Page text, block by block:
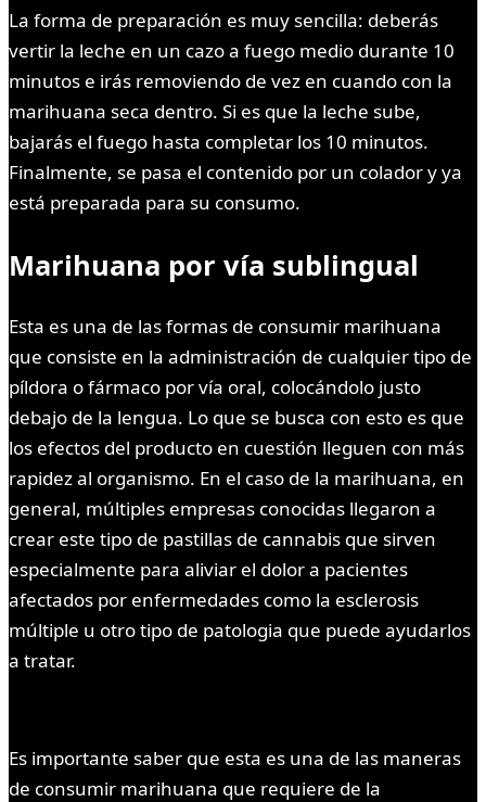
La forma de preparación es muy sencilla: deberás
vertir la leche en un cazo a fuego medio durante 10
minutos e irás removiendo de vez en cuando con la
marihuana seca dentro. Si es que la leche sube,
bajarás el fuego hasta completar los 10 minutos.
Finalmente, se pasa el contenido por un colador y ya
está preparada para su consumo.
Marihuana por vía sublingual
Esta es una de las formas de consumir marihuana
que consiste en la administración de cualquier tipo de
píldora o fármaco por vía oral, colocándolo justo
debajo de la lengua. Lo que se busca con esto es que
los efectos del producto en cuestión lleguen con más
rapidez al organismo. En el caso de la marihuana, en
general, múltiples empresas conocidas llegaron a
crear este tipo de pastillas de cannabis que sirven
especialmente para aliviar el dolor a pacientes
afectados por enfermedades como la esclerosis
múltiple u otro tipo de patologia que puede ayudarlos
a tratar.
Es importante saber que esta es una de las maneras
de consumir marihuana que requiere de la